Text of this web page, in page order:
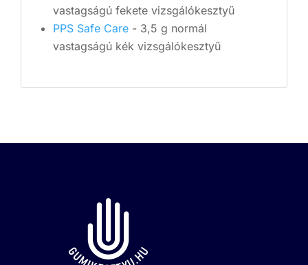
vastagságú fekete vizsgálókesztyű
PPS Safe Care - 3,5 g normál
vastagságú kék vizsgálókesztyű